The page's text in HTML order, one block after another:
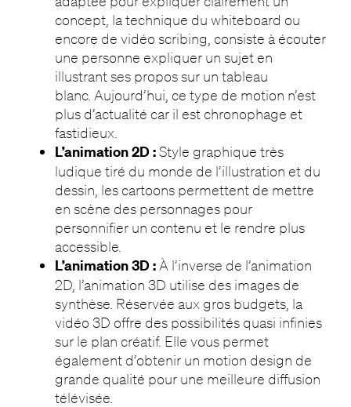
concept, la technique du whiteboard ou
encore de vidéo scribing, consiste à écouter
une personne expliquer un sujet en
illustrant ses propos sur un tableau
blanc. Aujourd’hui, ce type de motion n’est
plus d’actualité car il est chronophage et
fastidieux.
L’animation 2D :Style graphique très
ludique tiré du monde de l’illustration et du
dessin, les cartoons permettent de mettre
en scène des personnages pour
personnifier un contenu et le rendre plus
accessible.
L’animation 3D :À l’inverse de l’animation
2D, l’animation 3D utilise des images de
synthèse. Réservée aux gros budgets, la
vidéo 3D offre des possibilités quasi infinies
sur le plan créatif. Elle vous permet
également d’obtenir un motion design de
grande qualité pour une meilleure diffusion
télévisée.